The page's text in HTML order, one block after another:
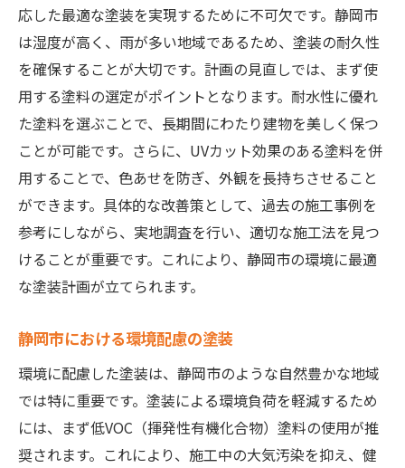
応した最適な塗装を実現するために不可欠です。静岡市
は湿度が高く、雨が多い地域であるため、塗装の耐久性
を確保することが大切です。計画の見直しでは、まず使
用する塗料の選定がポイントとなります。耐水性に優れ
た塗料を選ぶことで、長期間にわたり建物を美しく保つ
ことが可能です。さらに、UVカット効果のある塗料を併
用することで、色あせを防ぎ、外観を長持ちさせること
ができます。具体的な改善策として、過去の施工事例を
参考にしながら、実地調査を行い、適切な施工法を見つ
けることが重要です。これにより、静岡市の環境に最適
な塗装計画が立てられます。
静岡市における環境配慮の塗装
環境に配慮した塗装は、静岡市のような自然豊かな地域
では特に重要です。塗装による環境負荷を軽減するため
には、まず低VOC（揮発性有機化合物）塗料の使用が推
奨されます。これにより、施工中の大気汚染を抑え、健